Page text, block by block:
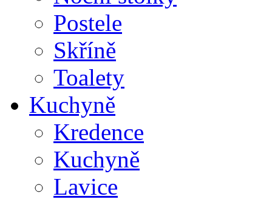
Postele
Skříně
Toalety
Kuchyně
Kredence
Kuchyně
Lavice